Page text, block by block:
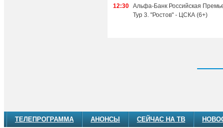
12:30 Альфа-Банк Российская
Тур 3. "Ростов" - ЦСКА (6+)
ТЕЛЕПРОГРАММА АНОНСЫ СЕЙЧАС НА ТВ